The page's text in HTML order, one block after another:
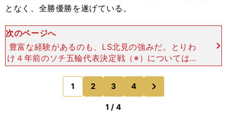
となく、全勝優勝を遂げている。
次のページへ
豊富な経験があるのも、LS北見の強みだ。とりわ
け４年前のソチ五輪代表決定戦（※）については、
サードの吉田知とスキップの藤澤五月はそれぞれ別
のチームに在籍していたが、チーム全員がその舞台
を経験しているの
1 2 3 4
のページへ
1 / 4